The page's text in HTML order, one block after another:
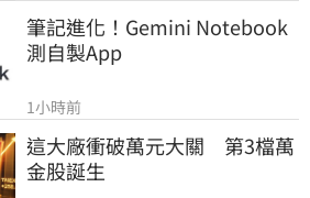
筆記進化！Gemini Notebook
測自製App
1小時前
這大廠衝破萬元大關　第3檔萬
金股誕生